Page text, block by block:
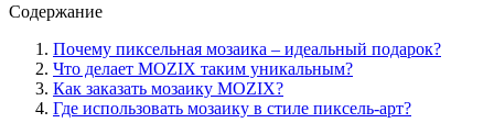
Содержание
Почему пиксельная мозаика – идеальный подарок?
Что делает MOZIX таким уникальным?
Как заказать мозаику MOZIX?
Где использовать мозаику в стиле пиксель-арт?